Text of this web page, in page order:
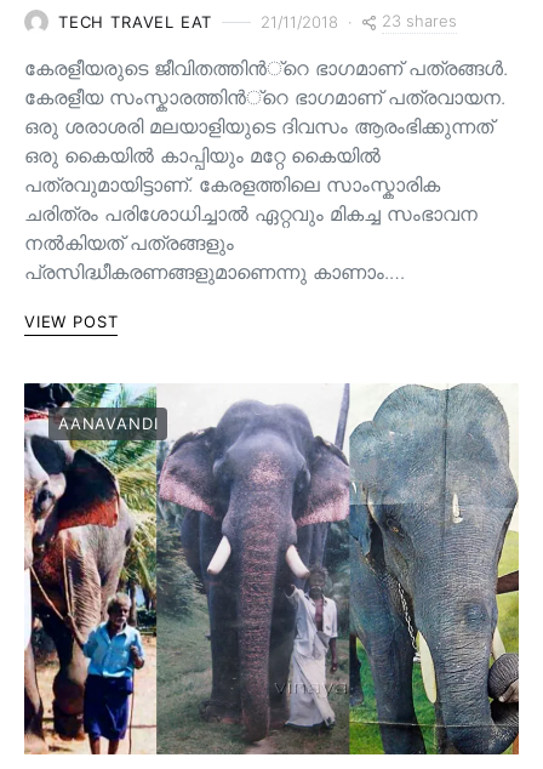
TECH TRAVEL EAT 21/11/2018 23 shares
കേരളീയരുടെ ജീവിതത്തിന്‍്റെ ഭാഗമാണ് പത്രങ്ങള്‍.
കേരളീയ സംസ്കാരത്തിന്‍്റെ ഭാഗമാണ് പത്രവായന.
ഒരു ശരാശരി മലയാളിയുടെ ദിവസം ആരംഭിക്കുന്നത്
ഒരു കൈയില്‍ കാപ്പിയും മറ്റേ കൈയില്‍
പത്രവുമായിട്ടാണ്. കേരളത്തിലെ സാംസ്കാരിക
ചരിത്രം പരിശോധിച്ചാല്‍ ഏറ്റവും മികച്ച സംഭാവന
നല്‍കിയത് പത്രങ്ങളും
പ്രസിദ്ധീകരണങ്ങളുമാണെന്നു കാണാം.…
VIEW POST
AANAVANDI